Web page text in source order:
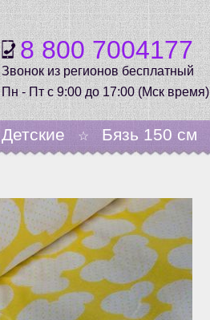
8 800 7004177
Звонок из регионов бесплатный
Пн - Пт с 9:00 до 17:00 (Мск время)
Детские ☆ Бязь 150 см